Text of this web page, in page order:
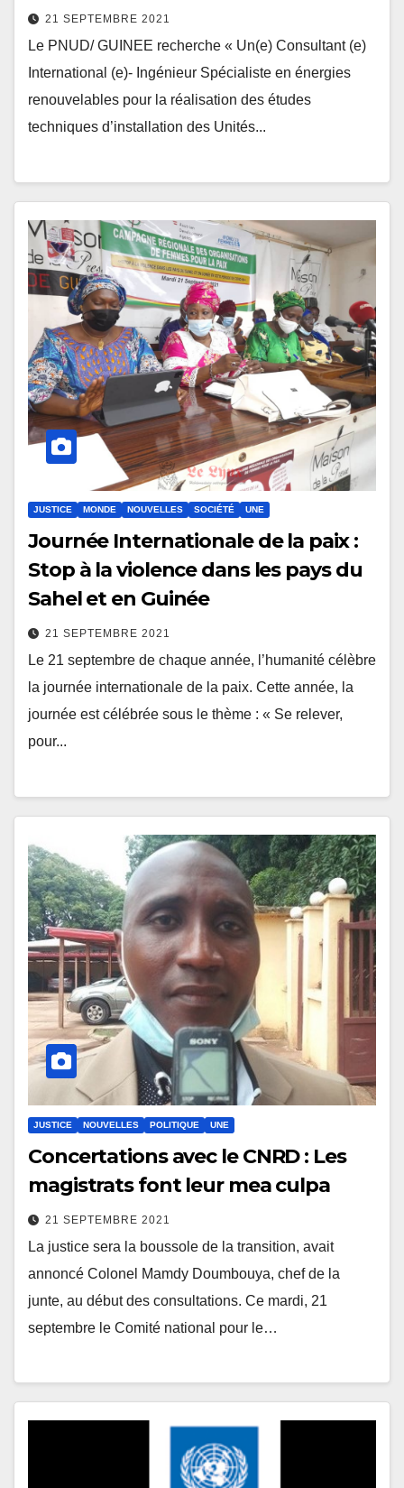
d’installation des…
21 SEPTEMBRE 2021
Le PNUD/ GUINEE recherche « Un(e) Consultant (e)
International (e)- Ingénieur Spécialiste en énergies
renouvelables pour la réalisation des études
techniques d’installation des Unités...
JUSTICE MONDE NOUVELLES SOCIÉTÉ UNE
Journée Internationale de la paix :
Stop à la violence dans les pays du
Sahel et en Guinée
21 SEPTEMBRE 2021
Le 21 septembre de chaque année, l’humanité célèbre
la journée internationale de la paix. Cette année, la
journée est célébrée sous le thème : « Se relever,
pour...
JUSTICE NOUVELLES POLITIQUE UNE
Concertations avec le CNRD : Les
magistrats font leur mea culpa
21 SEPTEMBRE 2021
La justice sera la boussole de la transition, avait
annoncé Colonel Mamdy Doumbouya, chef de la
junte, au début des consultations. Ce mardi, 21
septembre le Comité national pour le…